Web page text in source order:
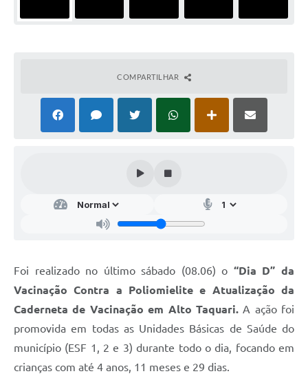
COMPARTILHAR
Foi realizado no último sábado (08.06) o “Dia D” da
Vacinação Contra a Poliomielite e Atualização da
Caderneta de Vacinação em Alto Taquari. A ação foi
promovida em todas as Unidades Básicas de Saúde do
município (ESF 1, 2 e 3) durante todo o dia, focando em
crianças com até 4 anos, 11 meses e 29 dias.